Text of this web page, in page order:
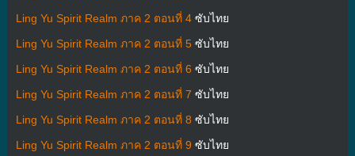
Ling Yu Spirit Realm ภาค 2 ตอนที่ 4ซับไทย
Ling Yu Spirit Realm ภาค 2 ตอนที่ 5ซับไทย
Ling Yu Spirit Realm ภาค 2 ตอนที่ 6 ซับไทย
Ling Yu Spirit Realm ภาค 2 ตอนที่ 7 ซับไทย
Ling Yu Spirit Realm ภาค 2 ตอนที่ 8 ซับไทย
Ling Yu Spirit Realm ภาค 2 ตอนที่ 9 ซับไทย